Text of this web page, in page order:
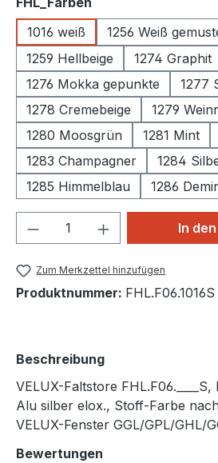
1016 weiß
1256 Weiß
1259 Hellbeige
1274 Graphit
1276 Mokka gepunkte
1277
1278 Cremebeige
1279
1280 Moosgrün
1281 Mint
1283 Champagner
1284
1285 Himmelblau
1286
Produkt Anzahl: Gib
In
Zum Merkzettel hinzufügen
Produktnummer: FHL.F06.1016S
Beschreibung
VELUX-Faltstore
Alu silber elox., Stoff-Farbe
VELUX-Fenster GGL/GPL/GHL/
Bewertungen